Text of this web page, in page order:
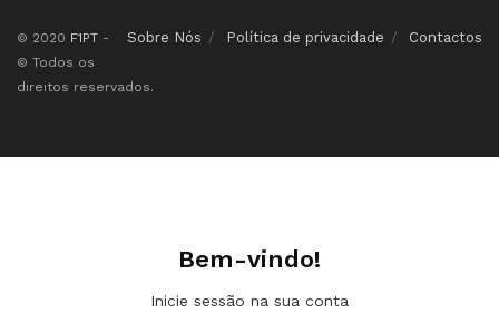
Sobre Nós Política de privacidade Contactos
© 2020 F1PT -
© Todos os
direitos reservados.
Bem-vindo!
Inicie sessão na sua conta